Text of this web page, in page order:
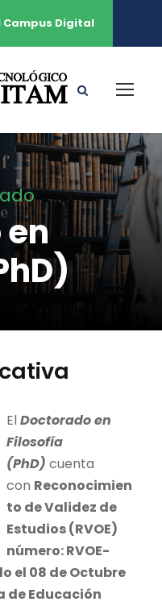
Campus Digital
El Doctorado en
Filosofía
(PhD) cuenta
con Reconocimien
to de Validez de
Estudios (RVOE)
número:RVOE-
el 08 de Octubre
de Educación